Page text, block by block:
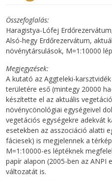
Összefoglalás
Haragistya-Lófej
Alsó-hegy Erdőrezervátum,
növénytársulások, M=1:10000
Megjegyzések
A kutató az Aggteleki-
területére eső (mintegy 20000
készítette el az aktuális
növénycönológiai egységeivel
vegetációs egységekre adekvát
esetekben az asszociáció alatti
fáciesek) is megjelennek a
M=1:10000-es léptéknek
papír alapon (2005-ben az ANPI
változatát is.